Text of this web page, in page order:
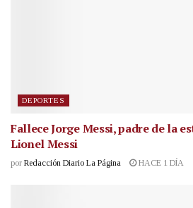
DEPORTES
Fallece Jorge Messi, padre de la
Lionel Messi
por Redacción Diario La Página HACE 1 DÍA